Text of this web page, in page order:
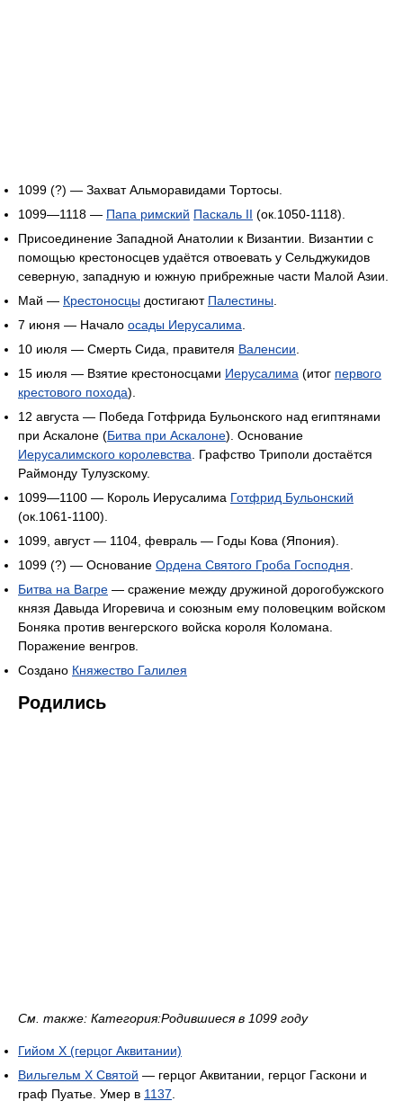
1099 (?) — Захват Альморавидами Тортосы.
1099—1118 — Папа римский Паскаль II (ок.1050-1118).
Присоединение Западной Анатолии к Византии. Византии с
помощью крестоносцев удаётся отвоевать у Сельджукидов
северную, западную и южную прибрежные части Малой Азии.
Май — Крестоносцы достигают Палестины.
7 июня — Начало осады Иерусалима.
10 июля — Смерть Сида, правителя Валенсии.
15 июля — Взятие крестоносцами Иерусалима (итог первого
крестового похода).
12 августа — Победа Готфрида Бульонского над египтянами
при Аскалоне (Битва при Аскалоне). Основание
Иерусалимского королевства. Графство Триполи достаётся
Раймонду Тулузскому.
1099—1100 — Король Иерусалима Готфрид Бульонский
(ок.1061-1100).
1099, август — 1104, февраль — Годы Кова (Япония).
1099 (?) — Основание Ордена Святого Гроба Господня.
Битва на Вагре — сражение между дружиной дорогобужского
князя Давыда Игоревича и союзным ему половецким войском
Боняка против венгерского войска короля Коломана.
Поражение венгров.
Создано Княжество Галилея
Родились
См. также: Категория:Родившиеся в 1099 году
Гийом X (герцог Аквитании)
Вильгельм X Святой — герцог Аквитании, герцог Гаскони и
граф Пуатье. Умер в 1137.